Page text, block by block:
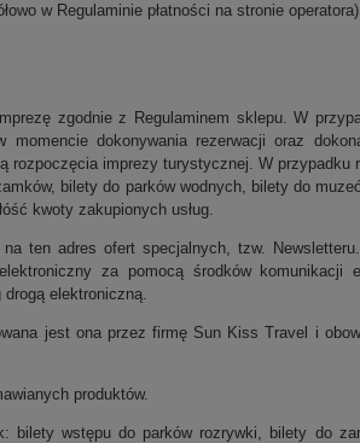
w Regulaminie płatności na stronie operatora)
zgodnie z Regulaminem sklepu. W
dokonywania rezerwacji oraz
imprezy turystycznej. W przypadku
bilety do parków wodnych, bilety do
kwoty zakupionych usług.
ten adres ofert specjalnych, tzw.
za pomocą środków komunikacji
drogą elektroniczną.
jest ona przez firmę Sun Kiss Travel i
produktów.
bilety wstępu do parków rozrywki, bilety do